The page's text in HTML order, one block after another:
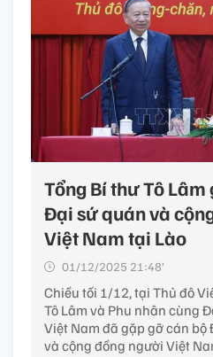
Tổng Bí thư Tô
Đại sứ quán và
Việt Nam tại Lào
01/12/2025 21:48’
Chiều tối 1/12, tại Thủ đô
Tô Lâm và Phu nhân cùng
Việt Nam đã gặp gỡ cán bộ
và cộng đồng người Việt